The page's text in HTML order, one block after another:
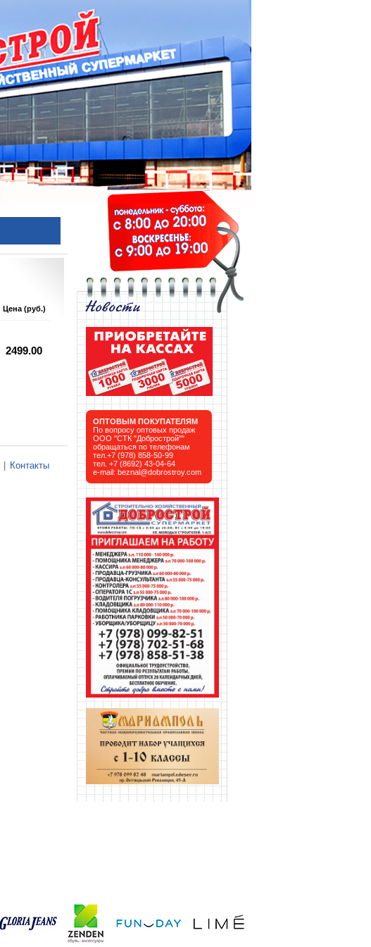
Цена (руб.)
2499.00
Контакты
ОПТОВЫМ ПОКУПАТЕЛЯМ
По вопросу оптовых продаж
ООО "СТК "Добрострой""
обращаться по телефонам
тел.+7 (978) 858-50-99
тел. +7 (8692) 43-04-64
e-mail: beznal@dobrostroy.com